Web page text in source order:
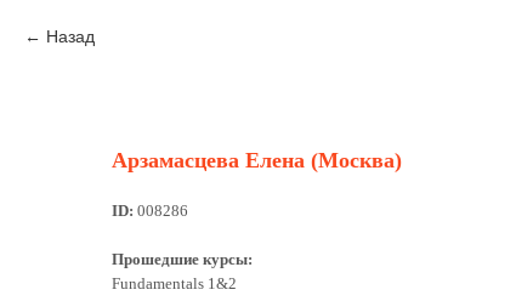
Назад
Арзамасцева Елена (Москва)
ID: 008286
Прошедшие курсы:
Fundamentals 1&2